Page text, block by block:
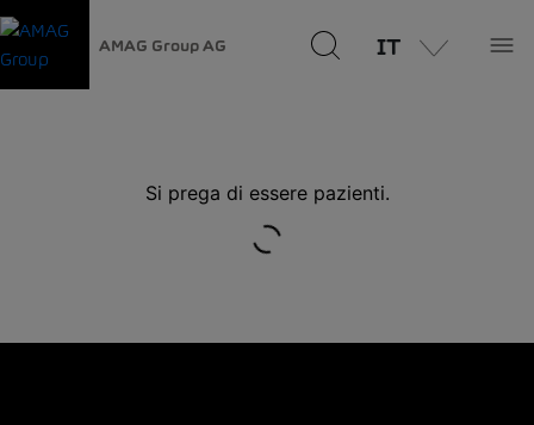
AMAG Group AG IT
Si prega di essere pazienti.